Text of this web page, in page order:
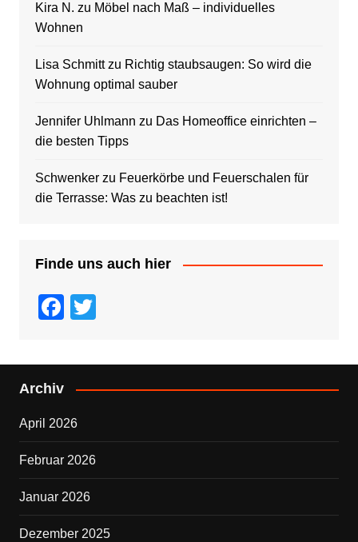
Kira N. zu Möbel nach Maß – individuelles
Wohnen
Lisa Schmittzu Richtig staubsaugen: So wird die
Wohnung optimal sauber
Jennifer Uhlmann zu Das Homeoffice einrichten –
die besten Tipps
Schwenkerzu Feuerkörbe und Feuerschalen für
die Terrasse: Was zu beachten ist!
Finde uns auch hier
F
c
e
o
o
k
tt
er
Archiv
April 2026
Februar 2026
Januar 2026
Dezember 2025